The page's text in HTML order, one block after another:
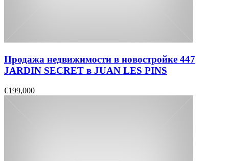
Продажа недвижимости в новостройке 447
JARDIN SECRET в JUAN LES PINS
€199,000